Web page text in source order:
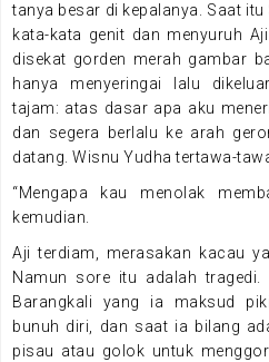
tanya besar di kepalanya. Saat
kata-kata genit dan menyuruh
disekat gorden merah gambar
hanya menyeringai lalu
tajam: atas dasar apa aku
dan segera berlalu ke arah
datang. Wisnu Yudha tertawa-
“Mengapa kau menolak
kemudian.
Aji terdiam, merasakan kacau
Namun sore itu adalah
Barangkali yang ia maksud
bunuh diri, dan saat ia bilang
pisau atau golok untuk